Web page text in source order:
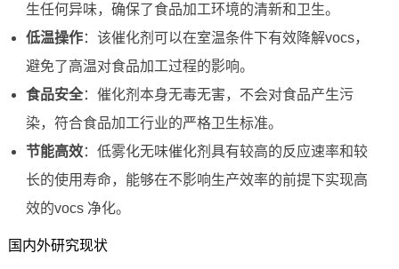
生任何异味，确保了食品加工环境的清新和卫生。
低温操作：该催化剂可以在室温条件下有效降解vocs，
避免了高温对食品加工过程的影响。
食品安全：催化剂本身无毒无害，不会对食品产生污
染，符合食品加工行业的严格卫生标准。
节能高效：低雾化无味催化剂具有较高的反应速率和较
长的使用寿命，能够在不影响生产效率的前提下实现高
效的vocs 净化。
国内外研究现状